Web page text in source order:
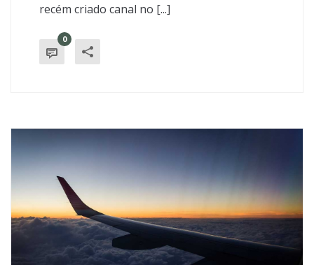
recém criado canal no [...]
0